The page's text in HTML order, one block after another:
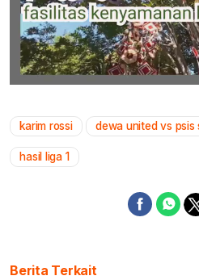
karim rossi dewa united vs psis
hasil liga 1
Berita Terkait